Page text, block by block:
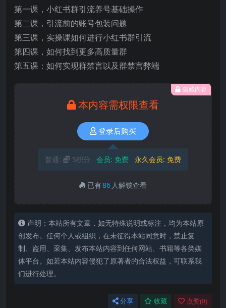
第一课，小红书群引流养号基础操作
第二课，引流前的账号包装问题
第三课，实操课如何进行小红书群引流
第四课，如何找到更多高质量群
第五课：如何实现群禁言以及群禁言弊端
隐藏内容
本内容需权限查看
登录后购买
普通: 5积分 会员: 免费 永久会员: 免费
已有86 人解锁查看
声明：本站所有文章，如无特殊说明或标注，均为本站原
创发布。任何个人或组织，在未征得本站同意时，禁止复
制、盗用、采集、发布本站内容到任何网站、书籍等各类媒
体平台。如若本站内容侵犯了原著者的合法权益，可联系我
们进行处理。
分享 收藏 点赞(0)